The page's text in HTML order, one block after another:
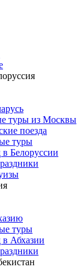
туры из Москвы
поезда
туры
Белоруссии
туры
Абхазии